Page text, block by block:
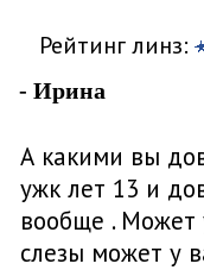
Рейтинг линз:
- Ирина
А какими вы
ужк лет 13 и
вообще . Может
слезы может у